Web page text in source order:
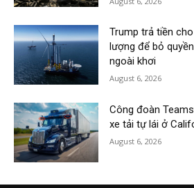
Trump trả tiền
lượng để bỏ
ngoài khơi
August 6, 2026
Công đoàn
xe tải tự lái ở
August 6, 2026